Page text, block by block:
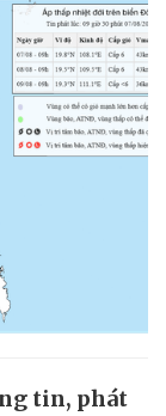
tin, phát